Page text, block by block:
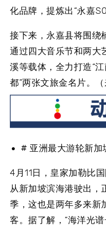
化品牌，提炼出“永嘉
接下来，永嘉县将围绕
通过四大音乐节和两大
溪等载体，全力打造“
都”两张文旅金名片。（
# 亚洲最大游轮新加
4月11日，皇家加勒比
从新加坡滨海港驶出，
季，这也是两年多来新
客。据了解，“海洋光